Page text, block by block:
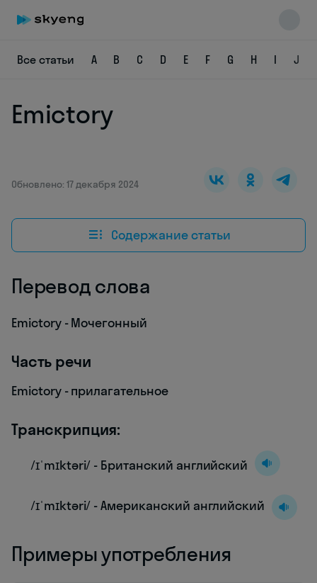
Все статьи A B C D E F G H I J
Emictory
Обновлено: 17 декабря 2024
Содержание статьи
Перевод слова
Emictory - Мочегонный
Часть речи
Emictory - прилагательное
Транскрипция:
/ɪˈmɪktəri/ - Британский английский
/ɪˈmɪktəri/ - Американский английский
Примеры употребления